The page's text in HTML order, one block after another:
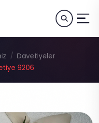
Davetiyeler
9206